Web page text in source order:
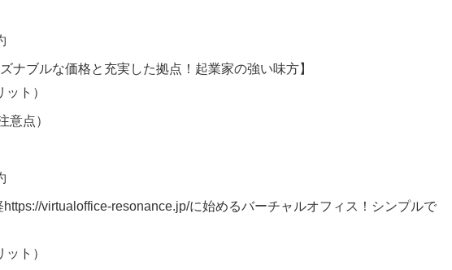
ナブルな価格と充実した拠点！起業家の強い味方】
ト）
意点）
https://virtualoffice-resonance.jp/に始めるバーチャルオフィス！シンプルで
ト）